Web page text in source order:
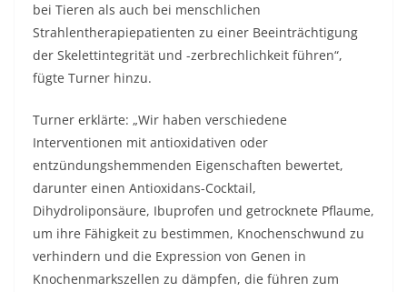
bei Tieren als auch bei menschlichen
Strahlentherapiepatienten zu einer Beeinträchtigung
der Skelettintegrität und -zerbrechlichkeit führen“,
fügte Turner hinzu.
Turner erklärte: „Wir haben verschiedene
Interventionen mit antioxidativen oder
entzündungshemmenden Eigenschaften bewertet,
darunter einen Antioxidans-Cocktail,
Dihydroliponsäure, Ibuprofen und getrocknete Pflaume,
um ihre Fähigkeit zu bestimmen, Knochenschwund zu
verhindern und die Expression von Genen in
Knochenmarkszellen zu dämpfen, die führen zum